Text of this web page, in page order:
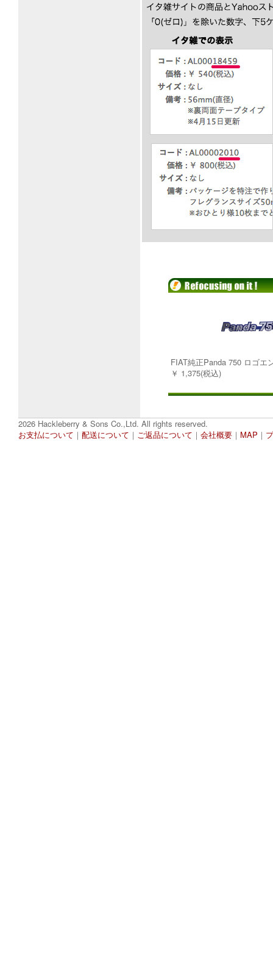
FIAT純正Panda 750 ロゴエ
￥ 1,375(税込)
2026 Hackleberry & Sons Co.,Ltd. All rights reserved.
お支払について ｜ 配送について ｜ ご返品について ｜ 会社概要 ｜ MAP ｜